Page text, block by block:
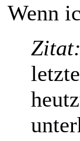
Wenn
Zitat: